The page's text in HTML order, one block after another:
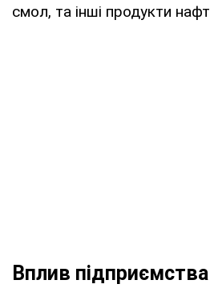
смол, та інші продукти
Вплив